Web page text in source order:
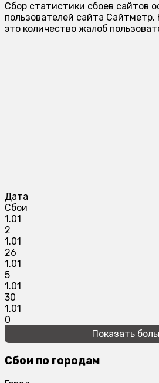
Сбор статистики сбоев сайтов
пользователей сайта Сайтметр.
это количество жалоб
Дата
Сбои
1.01
2
1.01
26
1.01
5
1.01
30
1.01
0
Показать
Сбои по городам